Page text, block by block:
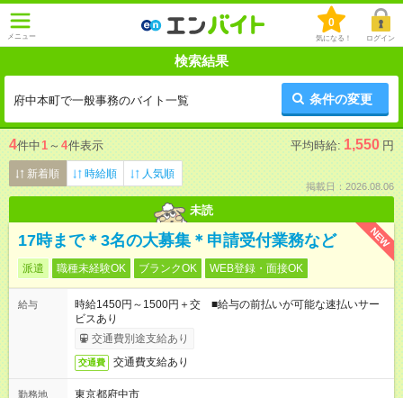
メニュー
0
気になる！ ログイン
検索結果
府中本町で一般事務のバイト一覧 条件の変更
4件中1 ～ 4件表示 平均時給: 1,550 円
新着順 時給順 人気順
掲載日：2026.08.06
未読
NEW
17時まで＊3名の大募集＊申請受付業務など
派遣 職種未経験OK ブランクOK WEB登録・面接OK
給与
時給1450円～1500円＋交 ■給与の前払いが可能な速払いサー
ビスあり
交通費別途支給あり
交通費 交通費支給あり
勤務地
東京都府中市